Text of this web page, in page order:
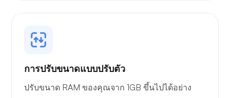
การปรับขนาดแบบปรับตัว
ปรับขนาด RAM ของคุณจาก 1GB ขึ้นไปได้อย่าง